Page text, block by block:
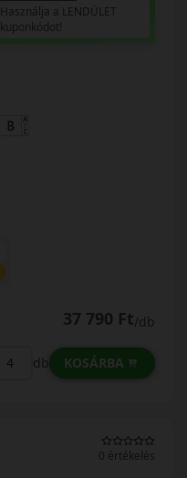
Használja a LENDÜLET
kuponkódot!
37 790 Ft/db
db KOSÁRBA
0 értékelés